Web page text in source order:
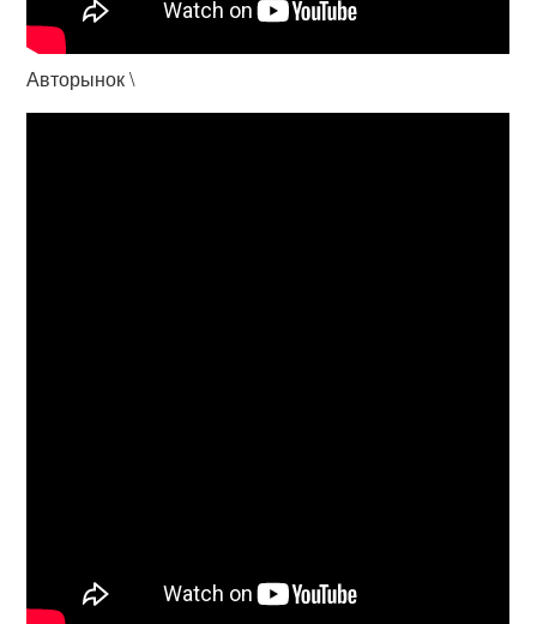
Авторынок \